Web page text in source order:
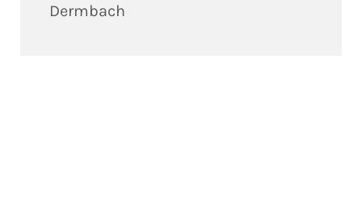
Dermbach